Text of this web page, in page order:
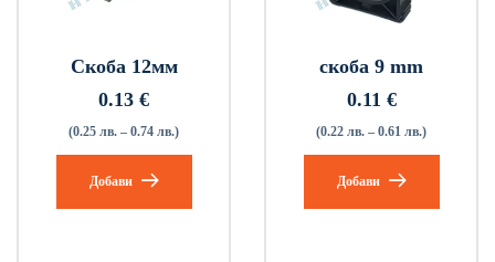
Скоба 12мм
0.13 €
(0.25 лв. – 0.74 лв.)
Добави
скоба 9 mm
0.11 €
(0.22 лв. – 0.61 лв.)
Добави